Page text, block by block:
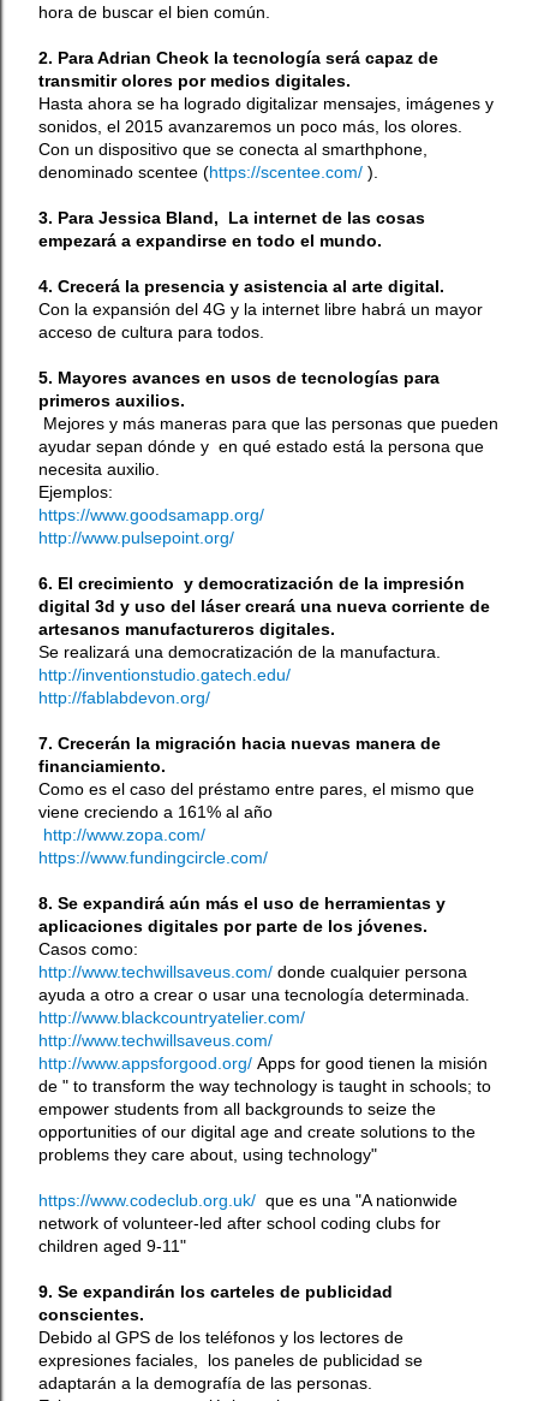
hora de buscar el bien común.
2. Para Adrian Cheok la tecnología será capaz de
transmitir olores por medios digitales.
Hasta ahora se ha logrado digitalizar mensajes, imágenes y
sonidos, el 2015 avanzaremos un poco más, los olores.
Con un dispositivo que se conecta al smarthphone,
denominado scentee (https://scentee.com/ ).
3. Para Jessica Bland, La internet de las cosas
empezará a expandirse en todo el mundo.
4. Crecerá la presencia y asistencia al arte digital.
Con la expansión del 4G y la internet libre habrá un mayor
acceso de cultura para todos.
5. Mayores avances en usos de tecnologías para
primeros auxilios.
Mejores y más maneras para que las personas que pueden
ayudar sepan dónde y en qué estado está la persona que
necesita auxilio.
Ejemplos:
https://www.goodsamapp.org/
http://www.pulsepoint.org/
6. El crecimiento y democratización de la impresión
digital 3d y uso del láser creará una nueva corriente de
artesanos manufactureros digitales.
Se realizará una democratización de la manufactura.
http://inventionstudio.gatech.edu/
http://fablabdevon.org/
7. Crecerán la migración hacia nuevas manera de
financiamiento.
Como es el caso del préstamo entre pares, el mismo que
viene creciendo a 161% al año
http://www.zopa.com/
https://www.fundingcircle.com/
8. Se expandirá aún más el uso de herramientas y
aplicaciones digitales por parte de los jóvenes.
Casos como:
http://www.techwillsaveus.com/ donde cualquier persona
ayuda a otro a crear o usar una tecnología determinada.
http://www.blackcountryatelier.com/
http://www.techwillsaveus.com/
http://www.appsforgood.org/ Apps for good tienen la misión
de " to transform the way technology is taught in schools; to
empower students from all backgrounds to seize the
opportunities of our digital age and create solutions to the
problems they care about, using technology"
https://www.codeclub.org.uk/ que es una "A nationwide
network of volunteer-led after school coding clubs for
children aged 9-11"
9. Se expandirán los carteles de publicidad
conscientes.
Debido al GPS de los teléfonos y los lectores de
expresiones faciales, los paneles de publicidad se
adaptarán a la demografía de las personas.